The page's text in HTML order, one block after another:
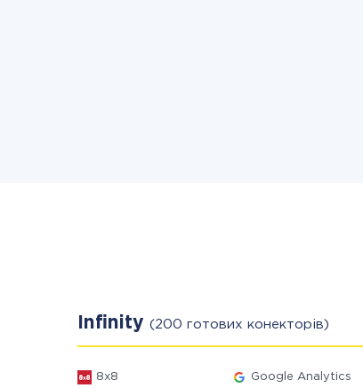
Infinity (200 готових конекторів)
8x8 Google Analytics